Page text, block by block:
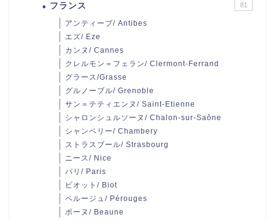
フランス 81
アンティーブ/ Antibes
エズ/ Eze
カンヌ/ Cannes
クレルモン＝フェラン/ Clermont-Ferrand
グラース/Grasse
グルノーブル/ Grenoble
サン＝テティエンヌ/ Saint-Etienne
シャロンシュルソーヌ/ Chalon-sur-Saône
シャンベリー/ Chambery
ストラスブール/ Strasbourg
ニース/ Nice
パリ/ Paris
ビオット/ Biot
ペルージュ/ Pérouges
ボーヌ/ Beaune